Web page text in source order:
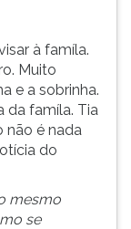
à famíla.
Muito
e a sobrinha.
da famíla. Tia
não é nada
do
mesmo
se